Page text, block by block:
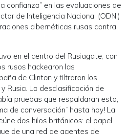
confianza” en las evaluaciones de
de Inteligencia Nacional (ODNI)
cibernéticas rusas contra
en el centro del Rusiagate, con
rusos hackearon las
de Clinton y filtraron los
Rusia. La desclasificación de
pruebas que respaldaran esto,
de conversación” hasta hoy! La
dos hilos británicos: el papel
de una red de agentes de